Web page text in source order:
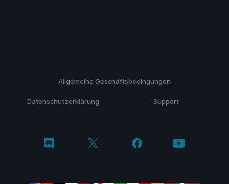
Allgemeine Geschäftsbedingungen
Datenschutzerklärung Support